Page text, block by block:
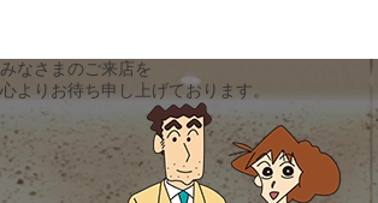
みなさまのご来店を
心よりお待ち申し上げております。